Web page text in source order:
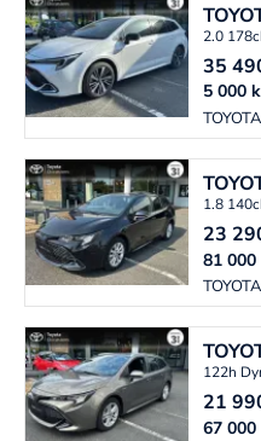
2.0
35
5 000
1.8
23
81 000
122h
21
67 000